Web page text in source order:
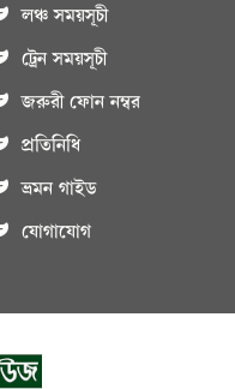
লঞ্চ সময়সূচী
ট্রেন সময়সূচী
জরুরী ফোন নম্বর
প্রতিনিধি
ভ্রমন গাইড
যোগাযোগ